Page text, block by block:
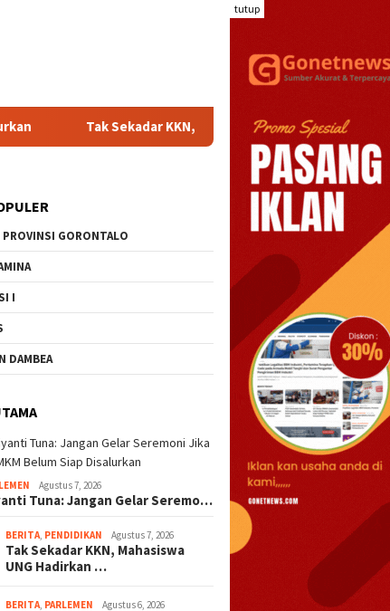
tutup
Tak Sekadar KKN, Mahasiswa UNG Hadirkan Inovasi BUNGA
PROVINSI GORONTALO
I
DAMBEA
Agustus 7, 2026
Tuna: Jangan Gelar Seremo…
BERITA, PENDIDIKAN Agustus 7, 2026
Tak Sekadar KKN, Mahasiswa
UNG Hadirkan …
BERITA, PARLEMEN Agustus 6, 2026